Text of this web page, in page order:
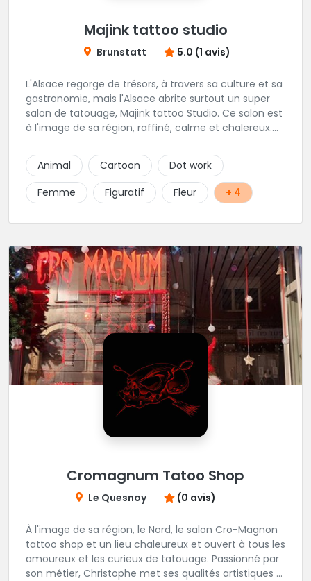
Majink tattoo studio
Brunstatt 5.0 (1 avis)
L'Alsace regorge de trésors, à travers sa culture et sa
gastronomie, mais l'Alsace abrite surtout un super
salon de tatouage, Majink tattoo Studio. Ce salon est
à l'image de sa région, raffiné, calme et chalereux.
découvrir son super shop !
Animal Cartoon
Dot work
Femme
Figuratif Fleur + 4
Cromagnum Tatoo Shop
Le Quesnoy (0 avis)
À l'image de sa région, le Nord, le salon Cro-Magnon
tattoo shop et un lieu chaleureux et ouvert à tous les
amoureux et les curieux de tatouage. Passionné par
son métier, Christophe met ses qualités artistiques à